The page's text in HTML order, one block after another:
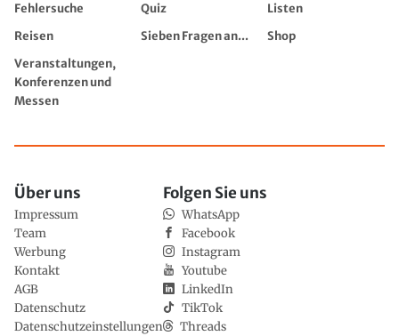
Fehlersuche
Quiz
Listen
Reisen
Sieben Fragen an...
Shop
Veranstaltungen,
Konferenzen und
Messen
Über uns
Impressum
Team
Werbung
Kontakt
AGB
Datenschutz
Datenschutzeinstellungen
Folgen Sie uns
WhatsApp
Facebook
Instagram
Youtube
LinkedIn
TikTok
Threads